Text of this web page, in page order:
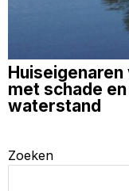
met schade
waterstand
Zoeken